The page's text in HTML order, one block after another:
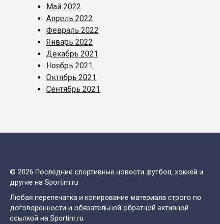
Май 2022
Апрель 2022
Февраль 2022
Январь 2022
Декабрь 2021
Ноябрь 2021
Октябрь 2021
Сентябрь 2021
© 2026 Последние спортивные новости футбол, хоккей и
другие на Sportim.ru
Любая перепечатка и копирование материала строго по
договоренности и обязательной обратной активной
ссылкой на Sportim.ru